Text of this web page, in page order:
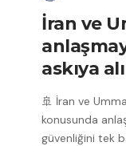
İran ve
askıya
🚢 İran ve
konusunda
güvenliğini tek